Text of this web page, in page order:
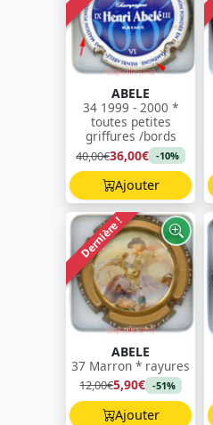
ABELE
34 1999 - 2000 *
toutes petites
griffures /bords
40,00€36,00€ -10%
Ajouter
Dernière !
ABELE
37 Marron * rayures
12,00€5,90€ -51%
Ajouter